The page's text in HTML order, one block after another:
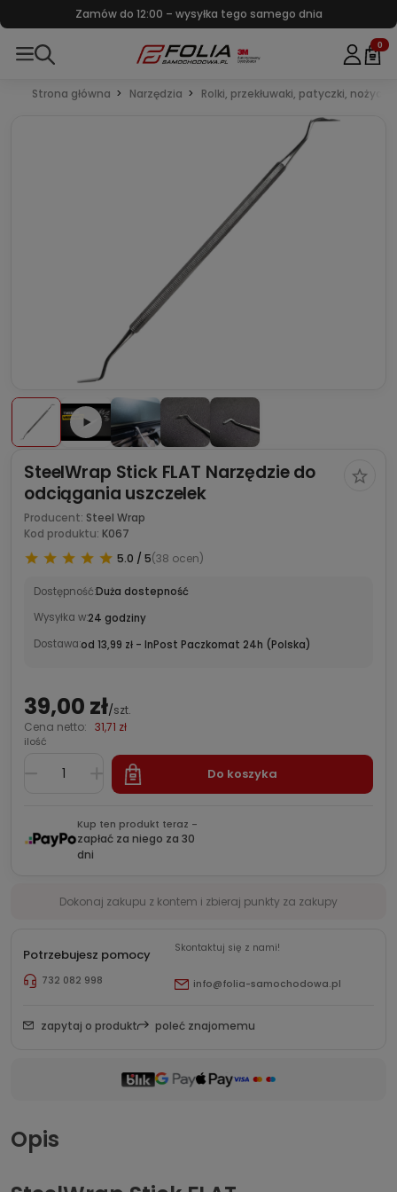
Zamów do 12:00 – wysyłka tego samego dnia
0
Strona główna Narzędzia Rolki, przekłuwaki, patyczki,
SteelWrap Stick FLAT Narzędzie do
odciągania uszczelek
Producent: Steel Wrap
Kod produktu: K067
5.0 / 5(38 ocen)
Dostępność:Duża dostepność
Wysyłka w:24 godziny
Dostawa:od 13,99 zł - InPost Paczkomat 24h (Polska)
39,00 zł/szt.
Cena netto: 31,71 zł
ilość
Do koszyka
Kup ten produkt teraz -
zapłać za niego za 30
dni
Dokonaj zakupu z kontem i zbieraj punkty za zakupy
Potrzebujesz pomocy Skontaktuj się z nami!
732 082 998 info@folia-samochodowa.pl
zapytaj o produkt poleć znajomemu
Opis